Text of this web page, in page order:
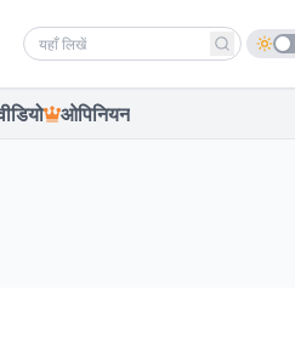
Search news
ओपिनियन